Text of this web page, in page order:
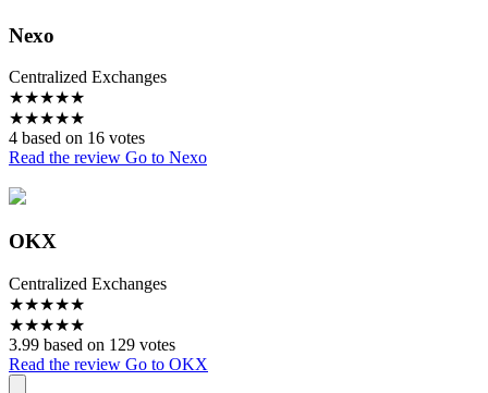
Nexo
Centralized Exchanges
★★★★★
★★★★★
4 based on 16 votes
Read the review Go to Nexo
OKX
Centralized Exchanges
★★★★★
★★★★★
3.99 based on 129 votes
Read the review Go to OKX